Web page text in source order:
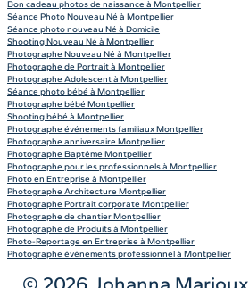
Bon cadeau photos de naissance à Montpellier
Séance Photo Nouveau Né à Montpellier
Séance photo nouveau Né à Domicile
Shooting Nouveau Né à Montpellier
Photographe Nouveau Né à Montpellier
Photographe de Portrait à Montpellier
Photographe Adolescent à Montpellier
Séance photo bébé à Montpellier
Photographe bébé Montpellier
Shooting bébé à Montpellier
Photographe événements familiaux Montpellier
Photographe anniversaire Montpellier
Photographe Baptême Montpellier
Photographe pour les professionnels à Montpellier
Photo en Entreprise à Montpellier
Photographe Architecture Montpellier
Photographe Portrait corporate Montpellier
Photographe de chantier Montpellier
Photographe de Produits à Montpellier
Photo-Reportage en Entreprise à Montpellier
Photographe événements professionnel à Montpellier